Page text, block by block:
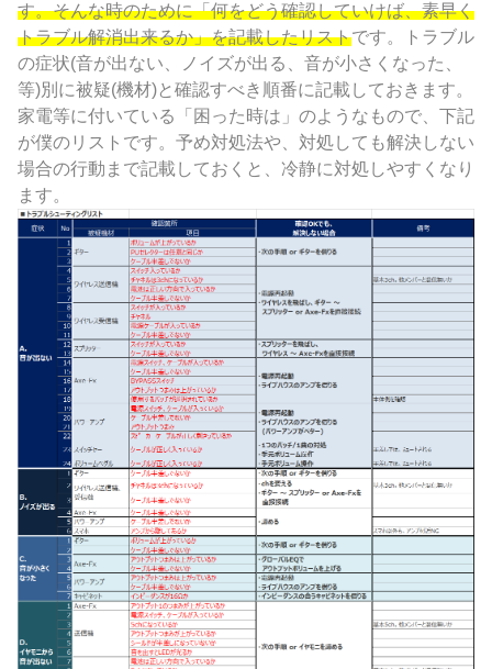
す。そんな時のために「何をどう確認していけば、素早く
トラブル解消出来るか」を記載したリストです。トラブル
の症状(音が出ない、ノイズが出る、音が小さくなった、
等)別に被疑(機材)と確認すべき順番に記載しておきます。
家電等に付いている「困った時は」のようなもので、下記
が僕のリストです。予め対処法や、対処しても解決しない
場合の行動まで記載しておくと、冷静に対処しやすくなり
ます。